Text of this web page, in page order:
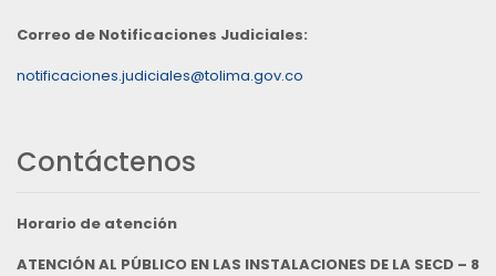
Correo de Notificaciones Judiciales:
notificaciones.judiciales@tolima.gov.co
Contáctenos
Horario de atención
ATENCIÓN AL PÚBLICO EN LAS INSTALACIONES DE LA SECD – 8